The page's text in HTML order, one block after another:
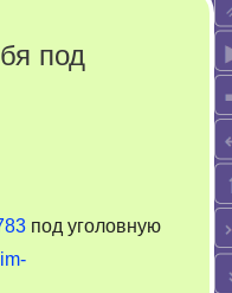
под
под уголовную